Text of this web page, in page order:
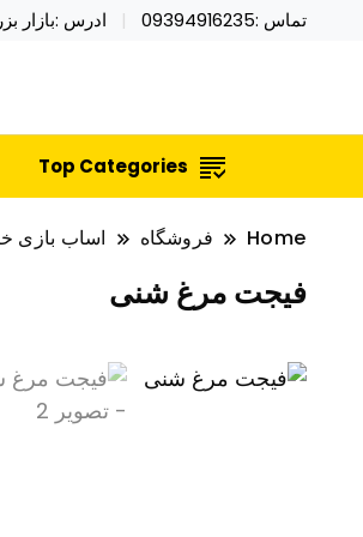
تماس :09394916235 ادرس :بازار
نایکر توی فروش
خرید محصولات خاص فیجت
Top Categories
Home فروشگاه اساب بازی
فیجت مرغ شنی